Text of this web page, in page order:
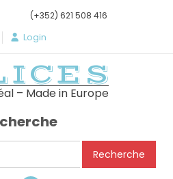
(+352) 621 508 416
Login
– Made in Europe
Recherche